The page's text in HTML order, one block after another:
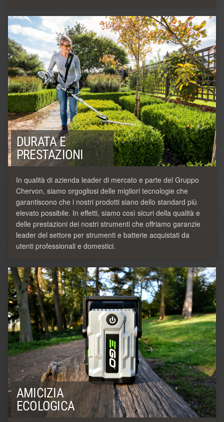
DURATA E
PRESTAZIONI
In qualità di azienda leader di mercato e parte del Gruppo
Chervon, siamo orgogliosi delle migliori tecnologie che
garantiscono che i nostri prodotti siano dello standard più
elevato possibile. In effetti, siamo così sicuri della qualità e
delle prestazioni dei nostri strumenti che offriamo garanzie
leader del settore per strumenti e batterie acquistati da
utenti professionali e domestici.
AMICIZIA
ECOLOGICA